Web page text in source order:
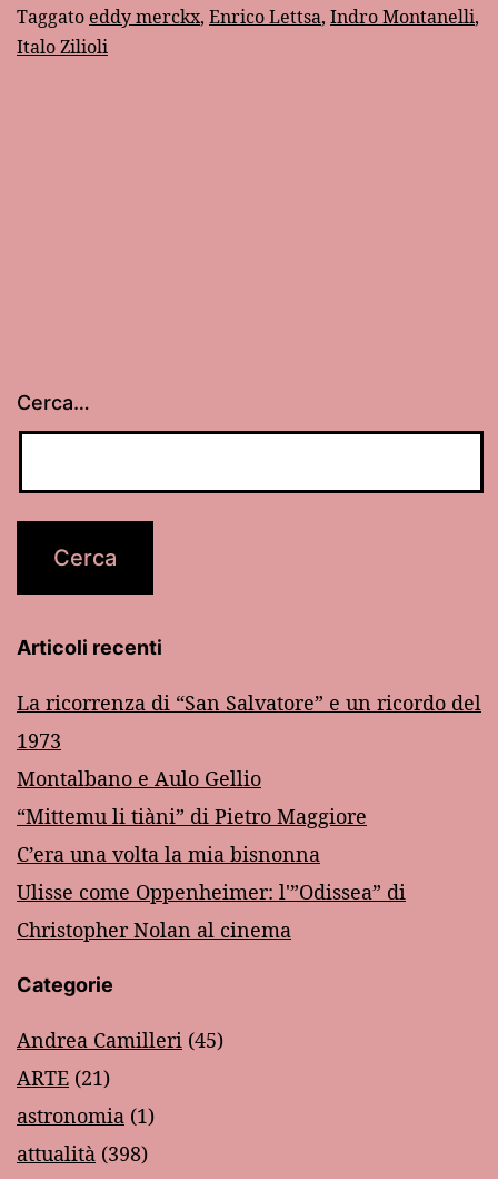
sindrome
Taggato eddy merckx, Enrico Lettsa, Indro Montanelli,
Italo Zilioli
Cerca…
Articoli recenti
La ricorrenza di “San Salvatore” e un ricordo del
1973
Montalbano e Aulo Gellio
“Mittemu li tiàni” di Pietro Maggiore
C’era una volta la mia bisnonna
Ulisse come Oppenheimer: l'”Odissea” di
Christopher Nolan al cinema
Categorie
Andrea Camilleri (45)
ARTE (21)
astronomia (1)
attualità (398)